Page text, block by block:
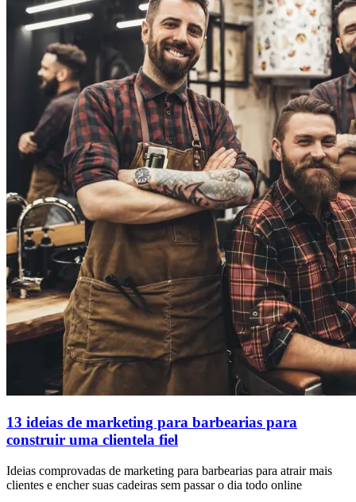
13 ideias de marketing para barbearias para
construir uma clientela fiel
Ideias comprovadas de marketing para barbearias para atrair mais
clientes e encher suas cadeiras sem passar o dia todo online